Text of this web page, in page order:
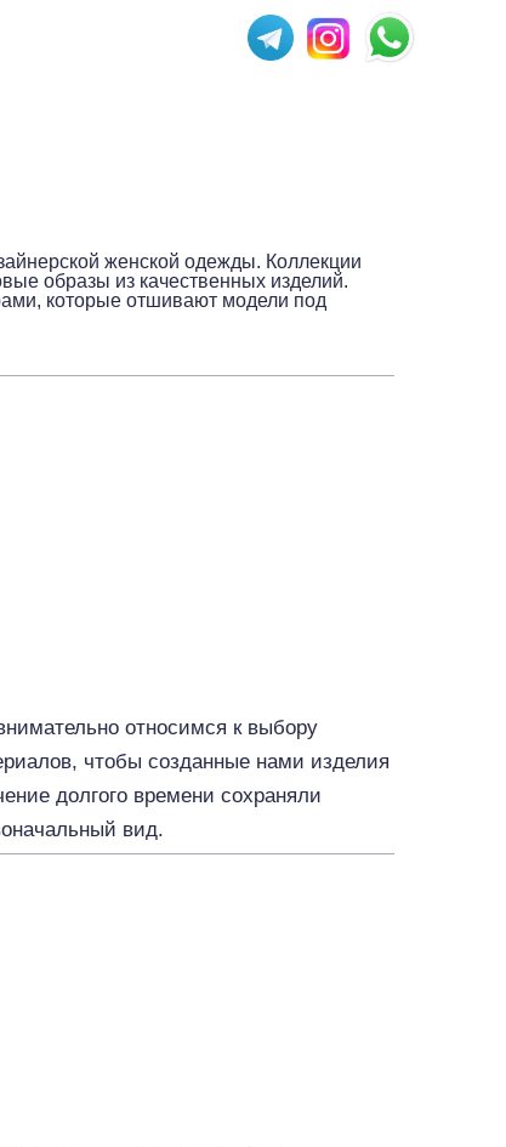
женской одежды. Коллекции
образы из качественных изделий.
которые отшивают модели под
относимся к выбору
чтобы созданные нами изделия
долгого времени сохраняли
вид.